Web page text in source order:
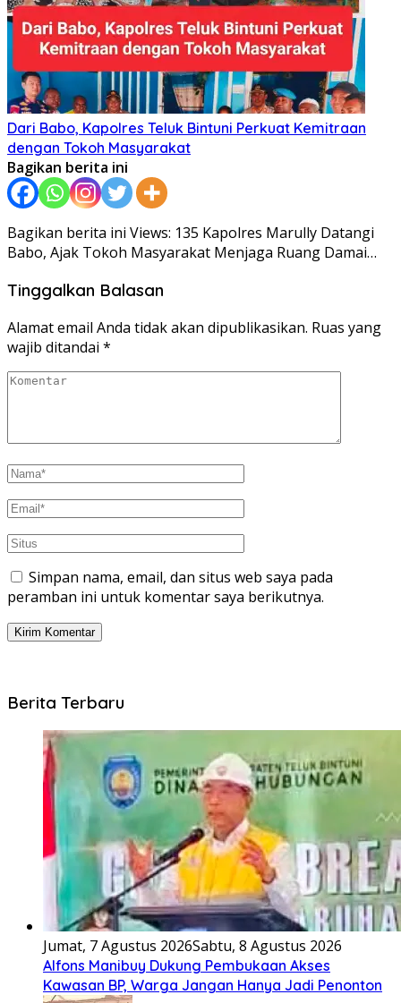
Dari Babo, Kapolres Teluk Bintuni Perkuat Kemitraan
dengan Tokoh Masyarakat
Bagikan berita ini
Bagikan berita ini Views: 135 Kapolres Marully Datangi
Babo, Ajak Tokoh Masyarakat Menjaga Ruang Damai…
Tinggalkan Balasan
Alamat email Anda tidak akan dipublikasikan. Ruas yang
wajib ditandai *
Simpan nama, email, dan situs web saya pada
peramban ini untuk komentar saya berikutnya.
Berita Terbaru
Jumat, 7 Agustus 2026Sabtu, 8 Agustus 2026
Alfons Manibuy Dukung Pembukaan Akses
Kawasan BP, Warga Jangan Hanya Jadi Penonton